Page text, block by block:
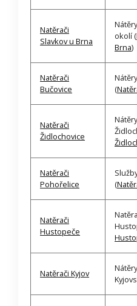
Natěrači
Slavkov u Brna
okolí (
Brna)
Natěrači
Bučovice
(
Natěrači
Židlochovice
Natěrači
Pohořelice
(
Natěrači
Hustopeče
Natěrači Kyjov